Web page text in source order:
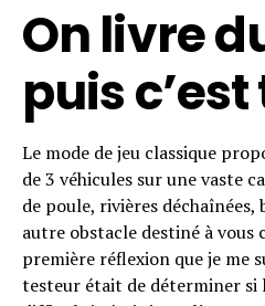
On livre
puis
Le mode de jeu classique
de 3 véhicules sur une vaste
de poule, rivières déchaînées,
autre obstacle destiné à vous
première réflexion que je me
testeur était de déterminer si